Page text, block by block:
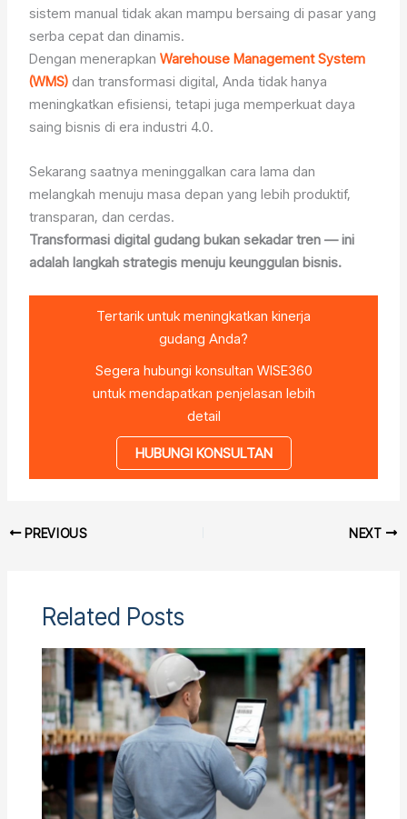
sistem manual tidak akan mampu bersaing di pasar yang
serba cepat dan dinamis.
Dengan menerapkanWarehouse Management System
(WMS) dan transformasi digital, Anda tidak hanya
meningkatkan efisiensi, tetapi juga memperkuat daya
saing bisnis di era industri 4.0.
Sekarang saatnya meninggalkan cara lama dan
melangkah menuju masa depan yang lebih produktif,
transparan, dan cerdas.
Transformasi digital gudang bukan sekadar tren — ini
adalah langkah strategis menuju keunggulan bisnis.
Tertarik untuk meningkatkan kinerja
gudang Anda?
Segera hubungi konsultan WISE360
untuk mendapatkan penjelasan lebih
detail
HUBUNGI KONSULTAN
PREVIOUS NEXT
Related Posts